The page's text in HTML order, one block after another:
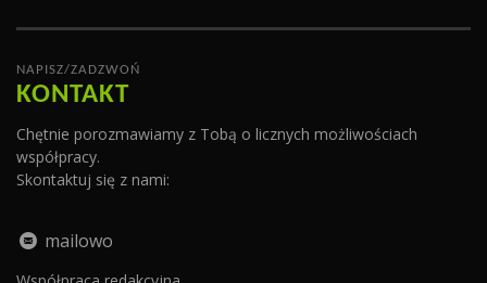
NAPISZ/ZADZWOŃ
KONTAKT
Chętnie porozmawiamy z Tobą o licznych możliwościach
współpracy.
Skontaktuj się z nami:
mailowo